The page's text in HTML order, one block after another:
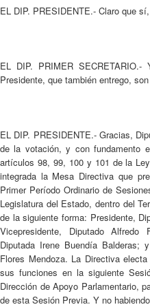
EL DIP. PRESIDENTE.- Claro que
EL DIP. PRIMER
Presidente, que también entrego,
EL DIP. PRESIDENTE.- Gracias,
de la votación, y con fundamento
artículos 98, 99, 100 y 101 de la
integrada la Mesa Directiva que
Primer Período Ordinario de
Legislatura del Estado, dentro del
de la siguiente forma: Presidente,
Vicepresidente, Diputado Alfredo
Diputada Irene Buendía Balderas;
Flores Mendoza. La Directiva
sus funciones en la siguiente
Dirección de Apoyo Parlamentario,
de esta Sesión Previa. Y no